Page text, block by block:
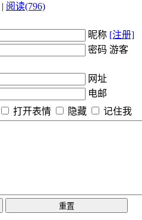
| 阅读(796)
昵称 [注册]
密码 游客
网址
电邮
打开表情 隐藏 记住我